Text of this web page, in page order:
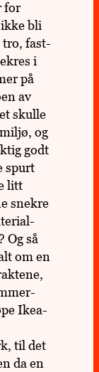
for
bli
tro, fast­
i
på
av
skulle
og
godt
spurt
litt
snekre
Og så
om en
Ikea-
til det
da en